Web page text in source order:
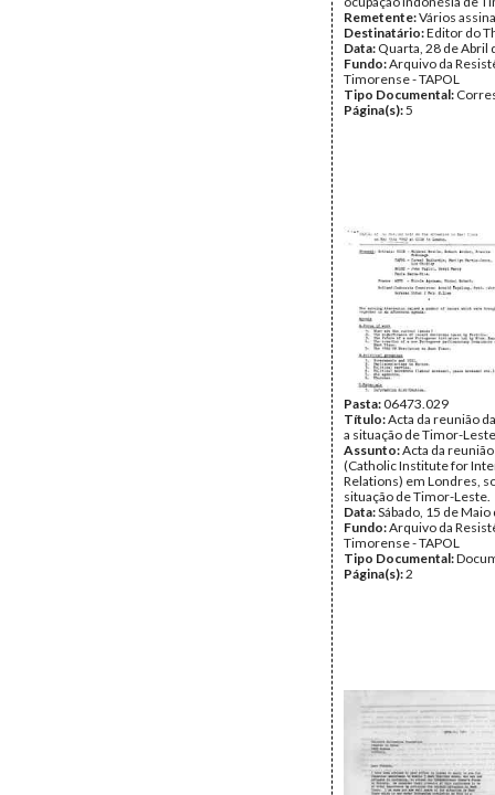
Remetente:Vários
Destinatário:Editor do
Data: Quarta, 28 de Abril
Fundo:Arquivo da
Timorense - TAPOL
Tipo Documental:
Página(s):5
Pasta:06473.029
Título:Acta da reunião
a situação de Timor-Leste
Assunto:Acta da reunião
(Catholic Institute for
Relations) em Londres,
situação de Timor-Leste.
Data:Sábado, 15 de
Fundo:Arquivo da
Timorense - TAPOL
Tipo Documental:
Página(s):2